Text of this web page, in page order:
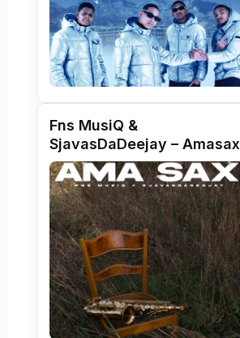
Fns MusiQ &
SjavasDaDeejay – Amasax